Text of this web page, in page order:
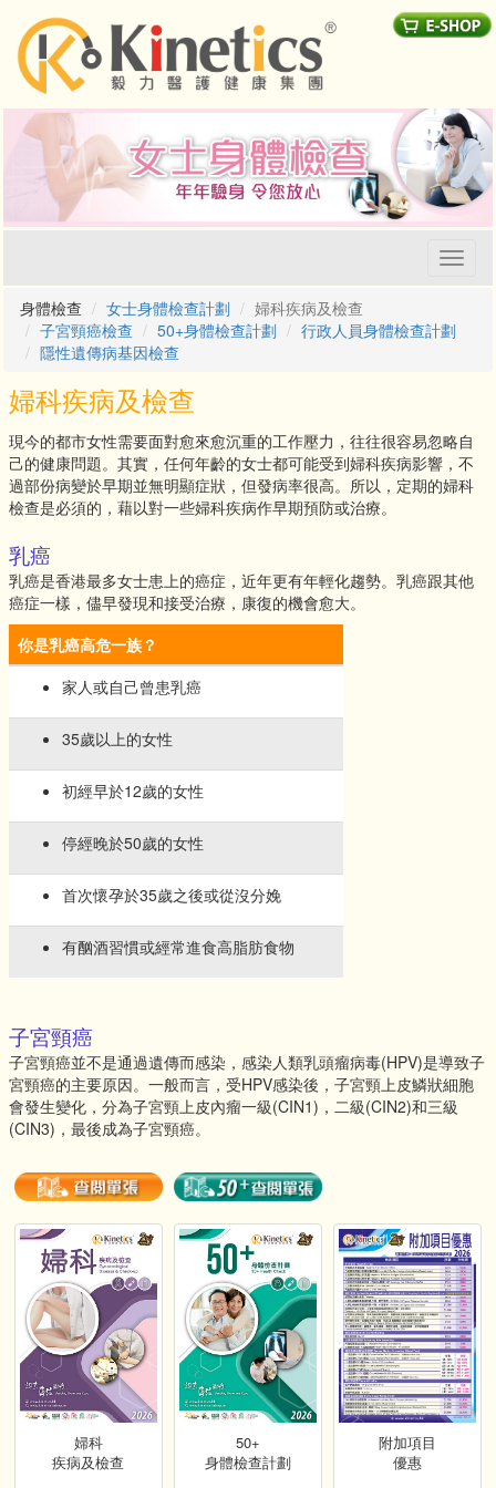
身體檢查
女士身體檢查計劃
婦科疾病及檢查
子宮頸癌檢查
50+身體檢查計劃
行政人員身體檢查計劃
隱性遺傳病基因檢查
婦科疾病及檢查
現今的都市女性需要面對愈來愈沉重的工作壓力，往往很容易忽略自
己的健康問題。其實，任何年齡的女士都可能受到婦科疾病影響，不
過部份病變於早期並無明顯症狀，但發病率很高。所以，定期的婦科
檢查是必須的，藉以對一些婦科疾病作早期預防或治療。
乳癌
乳癌是香港最多女士患上的癌症，近年更有年輕化趨勢。乳癌跟其他
癌症一樣，儘早發現和接受治療，康復的機會愈大。
你是乳癌高危一族？
家人或自己曾患乳癌
35歲以上的女性
初經早於12歲的女性
停經晚於50歲的女性
首次懷孕於35歲之後或從沒分娩
有酗酒習慣或經常進食高脂肪食物
子宮頸癌
子宮頸癌並不是通過遺傳而感染，感染人類乳頭瘤病毒(HPV)是導致子
宮頸癌的主要原因。一般而言，受HPV感染後，子宮頸上皮鱗狀細胞
會發生變化，分為子宮頸上皮內瘤一級(CIN1)，二級(CIN2)和三級
(CIN3)，最後成為子宮頸癌。
婦科
疾病及檢查
50+
身體檢查計劃
附加項目
優惠